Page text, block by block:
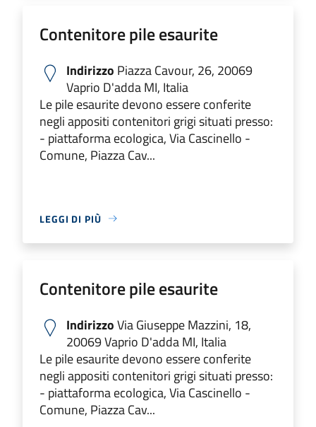
Contenitore pile esaurite
Indirizzo Piazza Cavour, 26, 20069
Vaprio D'adda MI, Italia
Le pile esaurite devono essere conferite
negli appositi contenitori grigi situati presso:
- piattaforma ecologica, Via Cascinello -
Comune, Piazza Cav...
LEGGI DI PIÙ
Contenitore pile esaurite
IndirizzoVia Giuseppe Mazzini, 18,
20069 Vaprio D'adda MI, Italia
Le pile esaurite devono essere conferite
negli appositi contenitori grigi situati presso:
- piattaforma ecologica, Via Cascinello -
Comune, Piazza Cav...